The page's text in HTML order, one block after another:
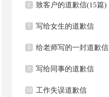
6 致客户的道歉信(15篇)
7 写给女生的道歉信
8 给老师写的一封道歉信
9 写给同事的道歉信
10 工作失误道歉信